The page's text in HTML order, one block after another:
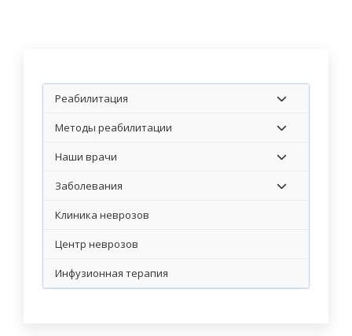
Реабилитация
Методы реабилитации
Наши врачи
Заболевания
Клиника неврозов
Центр неврозов
Инфузионная терапия